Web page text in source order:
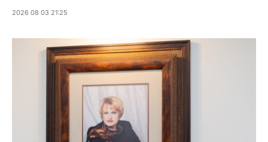
2026 08 03 21:25